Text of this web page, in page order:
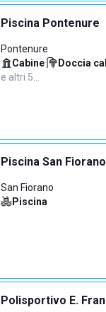
Piscina Pontenure
Pontenure
Cabine· Doccia
e altri 5…
Piscina San Fiorano
San Fiorano
Piscina
Polisportivo E.